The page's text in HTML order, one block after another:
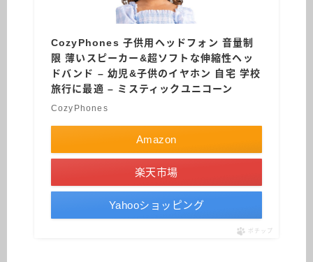
CozyPhones 子供用ヘッドフォン 音量制
限 薄いスピーカー&超ソフトな伸縮性ヘッ
ドバンド – 幼児&子供のイヤホン 自宅 学校
旅行に最適 – ミスティックユニコーン
CozyPhones
Amazon
楽天市場
Yahooショッピング
ポチップ